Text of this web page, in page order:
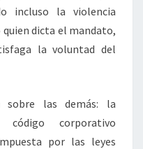
incluso la violencia
quien dicta el mandato,
la voluntad del
sobre las demás: la
corporativo
por las leyes